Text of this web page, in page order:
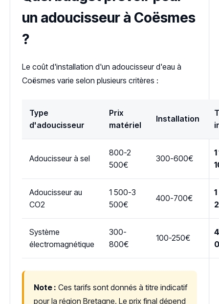
un adoucisseur à Coësmes
?
Le coût d'installation d'un adoucisseur d'eau à
Coësmes varie selon plusieurs critères :
Type
d'adoucisseur
Prix
matériel
Installation
Adoucisseur à sel
800-2
500€
300-600€
Adoucisseur au
CO2
1 500-3
500€
400-700€
Système
électromagnétique
300-
800€
100-250€
Note : Ces tarifs sont donnés à titre indicatif
pour la région Bretagne. Le prix final dépend